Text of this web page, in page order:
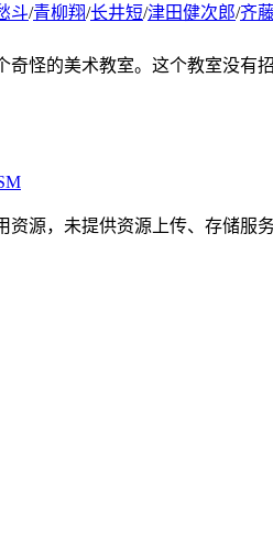
斗/青柳翔/长井短/津田健次郎/齐
怪的美术教室。这个教室没
源，未提供资源上传、存储服务